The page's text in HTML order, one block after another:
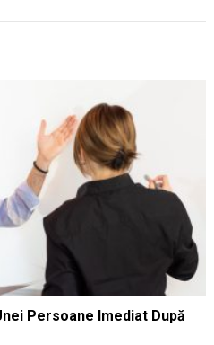
Persoane Imediat După